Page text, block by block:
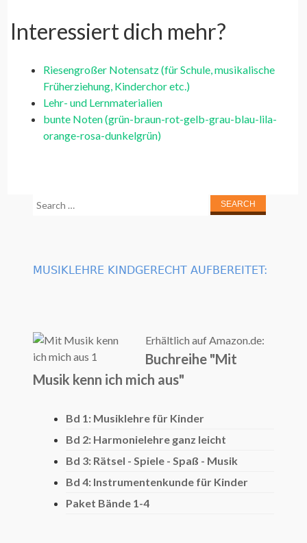
Interessiert dich mehr?
Riesengroßer Notensatz (für Schule, musikalische
Früherziehung, Kinderchor etc.)
Lehr- und Lernmaterialien
bunte Noten (grün-braun-rot-gelb-grau-blau-lila-
orange-rosa-dunkelgrün)
Search
MUSIKLEHRE KINDGERECHT AUFBEREITET:
Erhältlich auf Amazon.de:
Buchreihe "Mit
Musik kenn ich mich aus"
Bd 1: Musiklehre für Kinder
Bd 2: Harmonielehre ganz leicht
Bd 3: Rätsel - Spiele - Spaß - Musik
Bd 4: Instrumentenkunde für Kinder
Paket Bände 1-4